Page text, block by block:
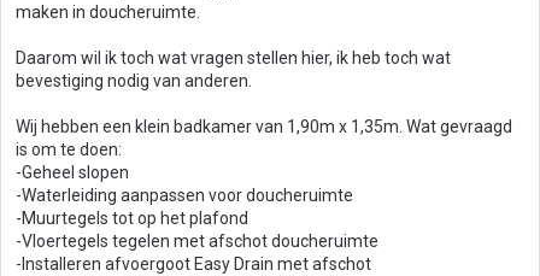
maken in doucheruimte.
Daarom wil ik toch wat vragen stellen hier, ik heb toch wat
bevestiging nodig van anderen.
Wij hebben een klein badkamer van 1,90m x 1,35m. Wat gevraagd
is om te doen:
-Geheel slopen
-Waterleiding aanpassen voor doucheruimte
-Muurtegels tot op het plafond
-Vloertegels tegelen met afschot doucheruimte
-Installeren afvoergoot Easy Drain met afschot